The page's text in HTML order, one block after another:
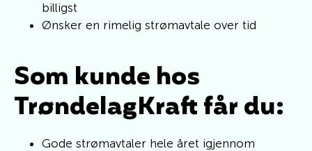
billigst
Ønsker en rimelig strømavtale over tid
Som kunde hos
TrøndelagKraft får du:
Gode strømavtaler hele året igjennom